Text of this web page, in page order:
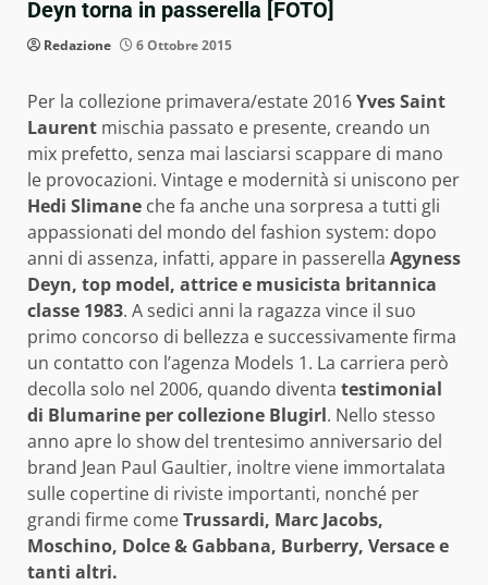
Deyn torna in passerella [FOTO]
Redazione 6 Ottobre 2015
Per la collezione primavera/estate 2016Yves Saint
Laurent mischia passato e presente, creando un
mix prefetto, senza mai lasciarsi scappare di mano
le provocazioni. Vintage e modernità si uniscono per
Hedi Slimane che fa anche una sorpresa a tutti gli
appassionati del mondo del fashion system: dopo
anni di assenza, infatti, appare in passerella Agyness
Deyn, top model, attrice e musicista britannica
classe 1983. A sedici anni la ragazza vince il suo
primo concorso di bellezza e successivamente firma
un contatto con l’agenza Models 1. La carriera però
decolla solo nel 2006, quando diventa testimonial
di Blumarine per collezione Blugirl. Nello stesso
anno apre lo show del trentesimo anniversario del
brand Jean Paul Gaultier, inoltre viene immortalata
sulle copertine di riviste importanti, nonché per
grandi firme comeTrussardi, Marc Jacobs,
Moschino, Dolce & Gabbana, Burberry, Versace e
tanti altri.